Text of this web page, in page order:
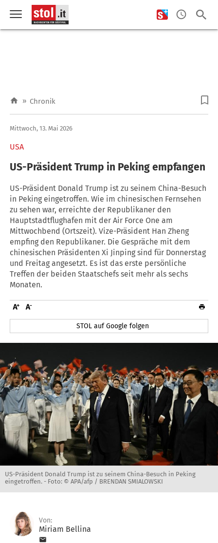
» Chronik
USA
Mittwoch, 13. Mai 2026
US-Präsident Trump in Peking empfangen
US-Präsident Donald Trump ist zu seinem China-Besuch
in Peking eingetroffen. Wie im chinesischen Fernsehen
zu sehen war, erreichte der Republikaner den
Hauptstadtflughafen mit der Air Force One am
Mittwochbend (Ortszeit). Vize-Präsident Han Zheng
empfing den Republikaner. Die Gespräche mit dem
chinesischen Präsidenten Xi Jinping sind für Donnerstag
und Freitag angesetzt. Es ist das erste persönliche
Treffen der beiden Staatschefs seit mehr als sechs
Monaten.
STOL auf Google folgen
US-Präsident Donald Trump ist zu seinem China-Besuch in Peking
eingetroffen. - Foto: © APA/afp / BRENDAN SMIALOWSKI
Von:
Miriam Bellina